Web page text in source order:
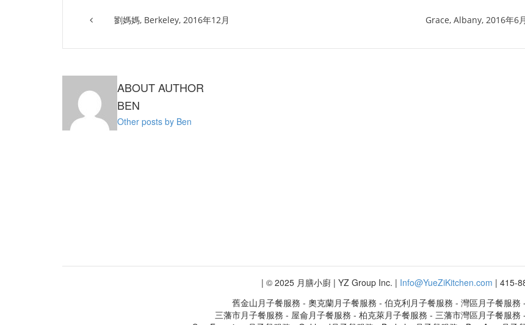
劉媽媽, Berkeley, 2016年12月 Grace, Albany, 2016年6月
ABOUT AUTHOR
BEN
Other posts by Ben
| © 2025 月膳小廚 | YZ Group Inc. | Info@YueZiKitchen.com | 415-
舊金山月子餐服務 - 奧克蘭月子餐服務 - 伯克利月子餐服務 - 灣區月子餐服務
三藩市月子餐服務 - 屋侖月子餐服務 - 柏克萊月子餐服務 - 三藩市灣區月子餐服務